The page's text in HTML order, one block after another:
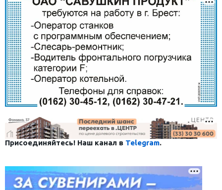
Присоединяйтесь! Наш канал в Telegram.